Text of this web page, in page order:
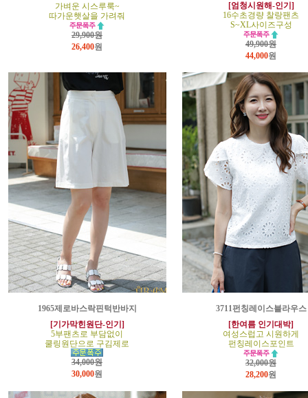
가벼운 시스루룩~
따가운햇살을 가려줘
29,900원
26,400원
[엄청시원해-인기]
16수초경량 찰랑팬츠
S~XL사이즈구성
49,900원
44,000원
1965제로바스락핀턱반바지
[기가막힌원단-인기]
5부팬츠로 부담없이
쿨링원단으로 구김제로
34,000원
30,000원
3711펀칭레이스블라우스
[한여름 인기대박]
여성스럽고 시원하게
펀칭레이스포인트
32,000원
28,200원